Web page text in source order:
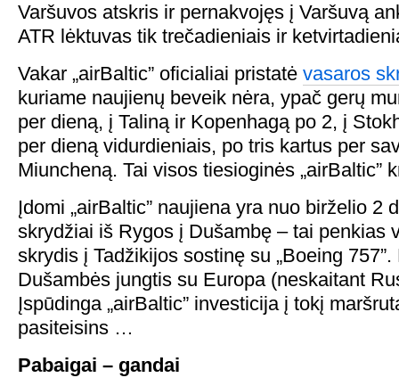
Varšuvos atskris ir pernakvojęs į Varšuvą
ATR lėktuvas tik trečadieniais ir
Vakar „airBaltic” oficialiai pristatė vasaros
kuriame naujienų beveik nėra, ypač gerų
per dieną, į Taliną ir Kopenhagą po 2, į
per dieną vidurdieniais, po tris kartus per
Miuncheną. Tai visos tiesioginės „airBaltic”
Įdomi „airBaltic” naujiena yra nuo birželio 2
skrydžiai iš Rygos į Dušambę – tai penkias
skrydis į Tadžikijos sostinę su „Boeing
Dušambės jungtis su Europa (neskaitant
Įspūdinga „airBaltic” investicija į tokį
pasiteisins …
Pabaigai – gandai